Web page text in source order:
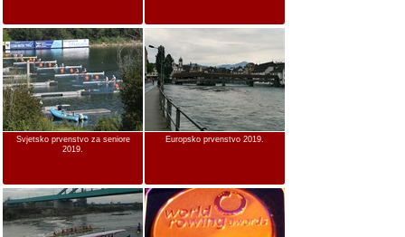
Svjetsko prvenstvo za seniore
2019.
Europsko prvenstvo 2019.